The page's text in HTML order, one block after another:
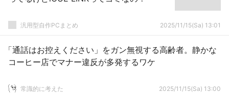
汎用型自作PCまとめ 2025/11/15(Sa) 13:01
「通話はお控えください」をガン無視する高齢者。静かな
コーヒー店でマナー違反が多発するワケ
常識的に考えた 2025/11/15(Sa) 13:00